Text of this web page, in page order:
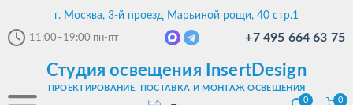
г. Москва, 3-й проезд Марьиной рощи, 40 стр.1
11:00–19:00 пн-пт +7 495 664 63 75
Студия освещения InsertDesign
ПРОЕКТИРОВАНИЕ, ПОСТАВКА И МОНТАЖ ОСВЕЩЕНИЯ
0
0